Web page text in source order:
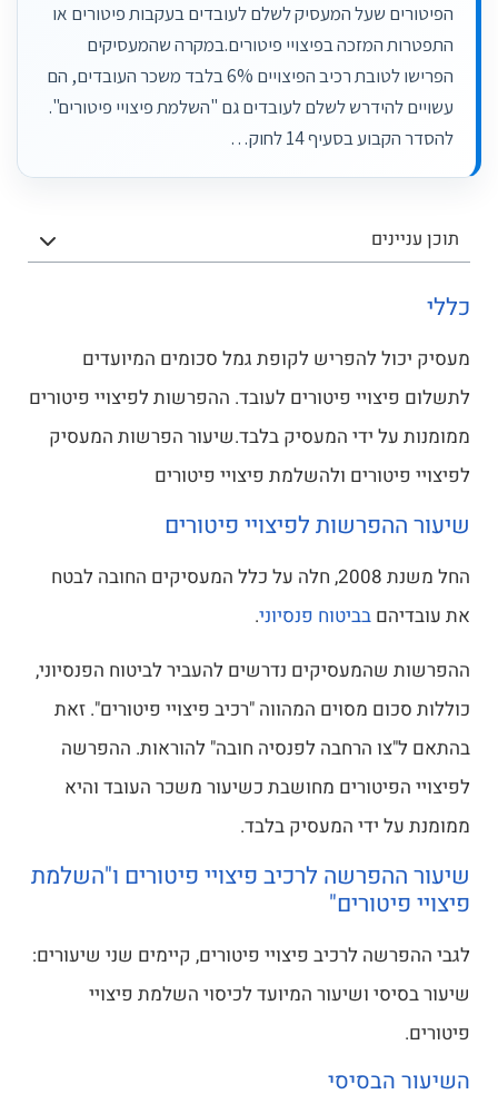
הפיטורים שעל המעסיק לשלם לעובדים בעקבות פיטורים או
התפטרות המזכה בפיצויי פיטורים​.במקרה שהמעסיקים
הפרישו לטובת רכיב הפיצויים 6% בלבד משכר העובדים, הם
עשויים להידרש לשלם לעובדים גם "השלמת פיצויי פיטורים".
להסדר הקבוע בסעיף 14 לחוק…
תוכן עניינים
כללי
מעסיק יכול להפריש לקופת גמל סכומים המיועדים
לתשלום פיצויי פיטורים לעובד. ההפרשות לפיצויי פיטורים
ממומנות על ידי המעסיק בלבד.שיעור הפרשות המעסיק
לפיצויי פיטורים ולהשלמת פיצויי פיטורים
שיעור ההפרשות לפיצויי פיטורים
החל משנת 2008, חלה על כלל המעסיקים החובה לבטח
את עובדיהם בביטוח פנסיוני.
ההפרשות שהמעסיקים נדרשים להעביר לביטוח הפנסיוני,
כוללות סכום מסוים המהווה "רכיב פיצויי פיטורים". זאת
בהתאם ל"צו הרחבה לפנסיה חובה" להוראות. ההפרשה
לפיצויי הפיטורים מחושבת כשיעור משכר העובד והיא
ממומנת על ידי המעסיק בלבד.
שיעור ההפרשה לרכיב פיצויי פיטורים ו"השלמת
פיצויי פיטורים"
לגבי ההפרשה לרכיב פיצויי פיטורים, קיימים שני שיעורים:
שיעור בסיסי ושיעור המיועד לכיסוי השלמת פיצויי
פיטורים.
השיעור הבסיסי